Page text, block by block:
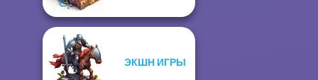
ЭКШН ИГРЫ